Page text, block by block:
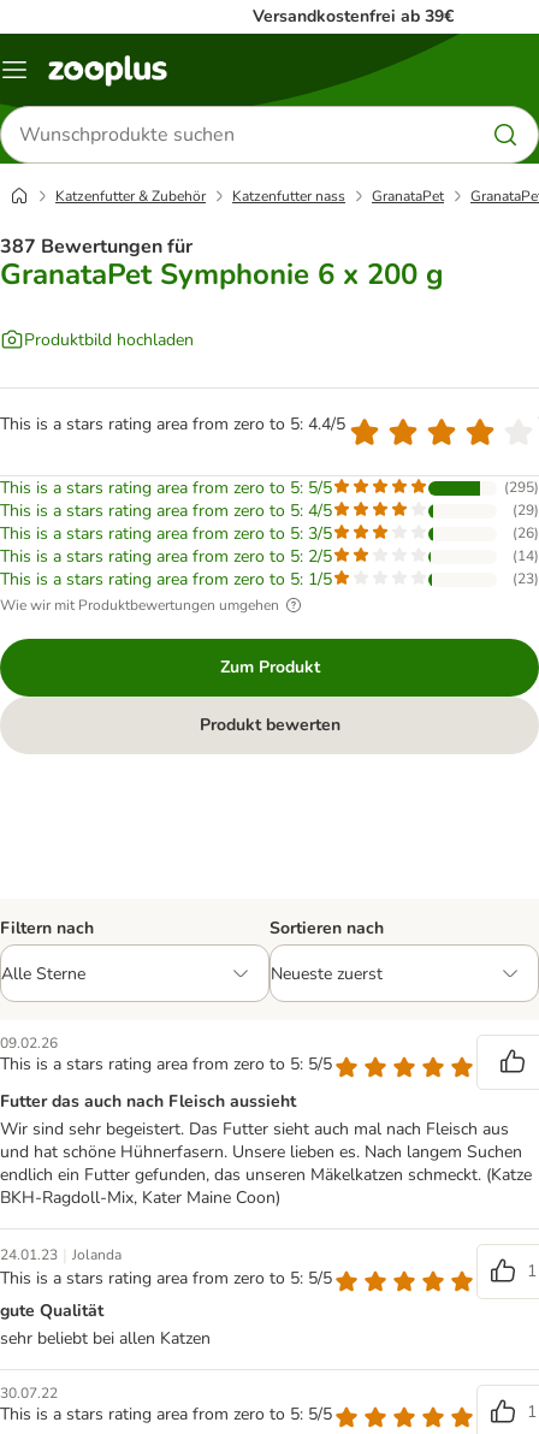
Versandkostenfrei ab 39€
Menü
Produkte
suchen
Katzenfutter & Zubehör Katzenfutter nass GranataPet
387 Bewertungen für
GranataPet Symphonie 6 x 200 g
Produktbild hochladen
This is a stars rating area from zero to 5: 4.4/5
This is a stars rating area from zero to 5: 5/5 (295)
This is a stars rating area from zero to 5: 4/5 (29)
This is a stars rating area from zero to 5: 3/5 (26)
This is a stars rating area from zero to 5: 2/5 (14)
This is a stars rating area from zero to 5: 1/5 (23)
Wie wir mit Produktbewertungen umgehen
Zum Produkt
Produkt bewerten
Filtern nach Sortieren nach
09.02.26
This is a stars rating area from zero to 5: 5/5
Futter das auch nach Fleisch aussieht
Wir sind sehr begeistert. Das Futter sieht auch mal nach Fleisch aus
und hat schöne Hühnerfasern. Unsere lieben es. Nach langem Suchen
endlich ein Futter gefunden, das unseren Mäkelkatzen schmeckt. (Katze
BKH-Ragdoll-Mix, Kater Maine Coon)
24.01.23 | Jolanda
This is a stars rating area from zero to 5: 5/5
1
gute Qualität
sehr beliebt bei allen Katzen
30.07.22
This is a stars rating area from zero to 5: 5/5
1